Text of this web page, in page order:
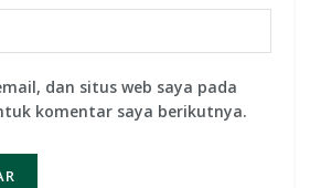
dan situs web saya pada
komentar saya berikutnya.